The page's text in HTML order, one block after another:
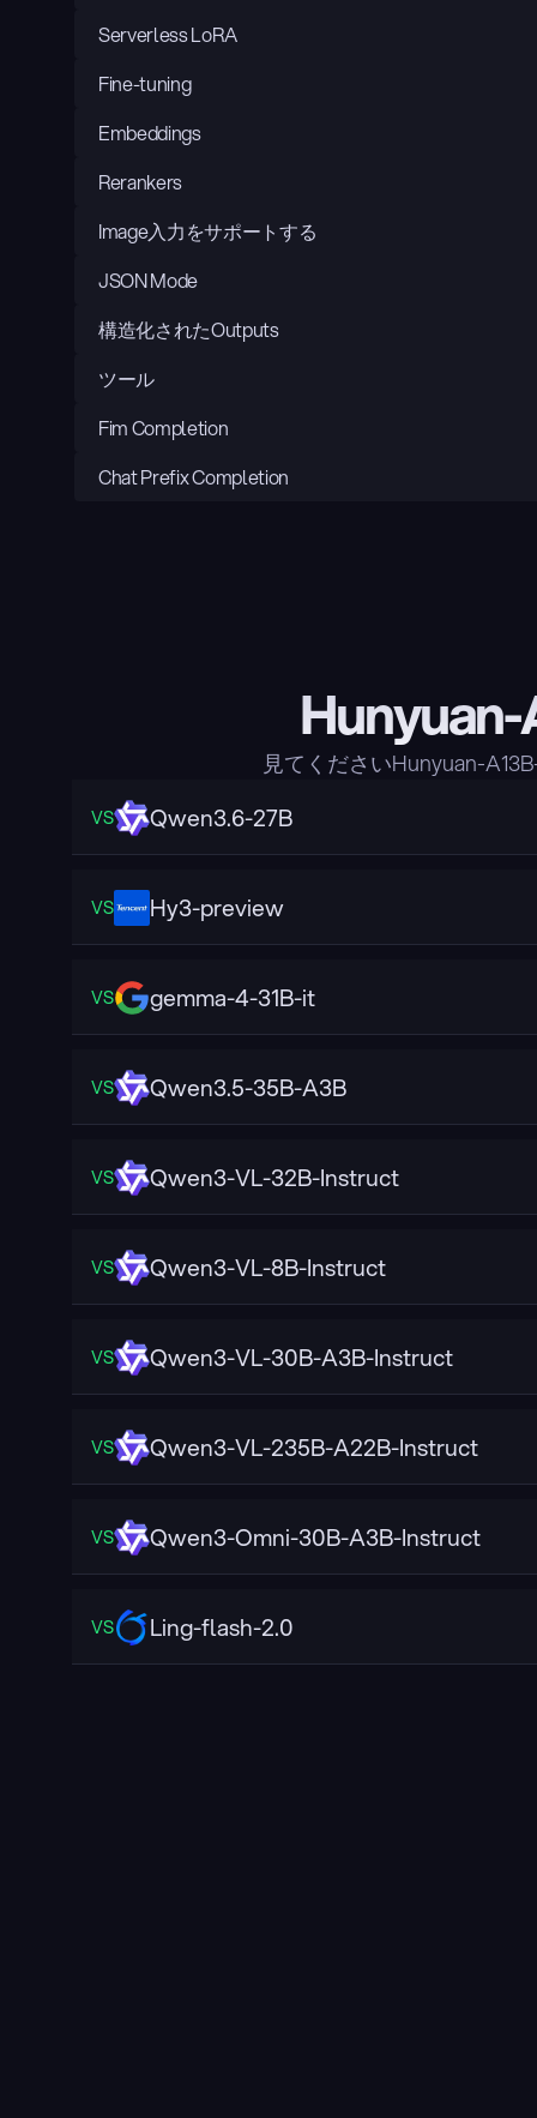
Serverless LoRA
Fine-tuning
Embeddings
Rerankers
Image入力をサポートする
JSON Mode
構造化されたOutputs
ツール
Fim Completion
Chat Prefix Completion
見てくださいHunyuan-
VS Qwen3.6-27B
VS Hy3-preview
VS gemma-4-31B-it
VS Qwen3.5-35B-A3B
VS Qwen3-VL-32B-Instruct
VS Qwen3-VL-8B-Instruct
VS Qwen3-VL-30B-A3B-Instruct
VS Qwen3-VL-235B-A22B-Instruct
VS Qwen3-Omni-30B-A3B-Instruct
VS Ling-flash-2.0